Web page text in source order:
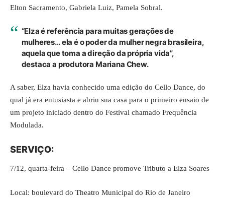
Elton Sacramento, Gabriela Luiz, Pamela Sobral.
“Elza é referência para muitas gerações de
mulheres… ela é o poder da mulher negra brasileira,
aquela que toma a direção da própria vida”,
destaca a produtora Mariana Chew.
A saber, Elza havia conhecido uma edição do Cello Dance, do
qual já era entusiasta e abriu sua casa para o primeiro ensaio de
um projeto iniciado dentro do Festival chamado Frequência
Modulada.
SERVIÇO:
7/12, quarta-feira – Cello Dance promove Tributo a Elza Soares
Local: boulevard do Theatro Municipal do Rio de Janeiro